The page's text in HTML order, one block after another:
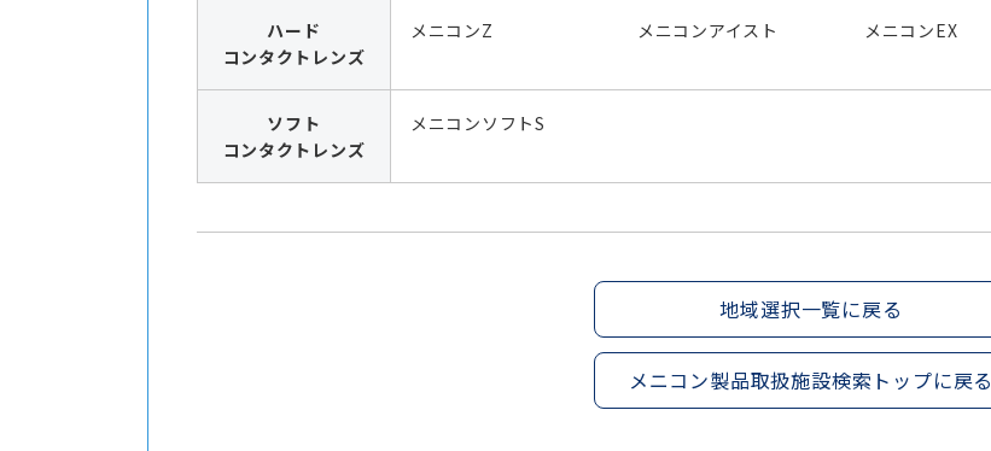
ハード
コンタクトレンズ
メニコンZ メニコンアイスト メニコンEX
ソフト
コンタクトレンズ
メニコンソフトS
地域選択一覧に戻る
メニコン製品取扱施設検索トップに戻る